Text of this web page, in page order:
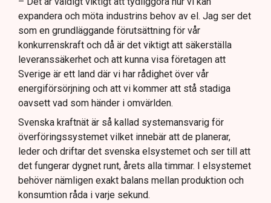
expandera och möta industrins behov av el. Jag ser det
som en grundläggande förutsättning för vår
konkurrenskraft och då är det viktigt att säkerställa
leveranssäkerhet och att kunna visa företagen att
Sverige är ett land där vi har rådighet över vår
energiförsörjning och att vi kommer att stå stadiga
oavsett vad som händer i omvärlden.
Svenska kraftnät är så kallad systemansvarig för
överföringssystemet vilket innebär att de planerar,
leder och driftar det svenska elsystemet och ser till att
det fungerar dygnet runt, årets alla timmar. I elsystemet
behöver nämligen exakt balans mellan produktion och
konsumtion råda i varje sekund.